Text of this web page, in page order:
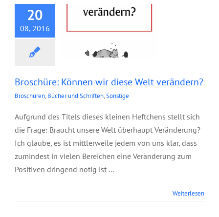
20
08, 2016
Broschüre: Können wir diese Welt verändern?
Broschüren, Bücher und Schriften,Sonstige
Aufgrund des Titels dieses kleinen Heftchens stellt sich
die Frage: Braucht unsere Welt überhaupt Veränderung?
Ich glaube, es ist mittlerweile jedem von uns klar, dass
zumindest in vielen Bereichen eine Veränderung zum
Positiven dringend nötig ist ...
Weiterlesen
Broschüre: Göttliche